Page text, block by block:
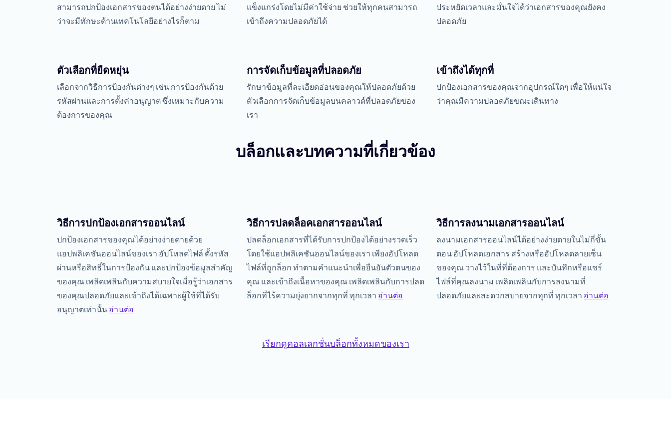
สามารถปกป้องเอกสารของตนได้อย่างง่ายดาย ไม่
ว่าจะมีทักษะด้านเทคโนโลยีอย่างไรก็ตาม
แข็งแกร่งโดยไม่มีค่าใช้จ่าย ช่วยให้ทุกคนสามารถ
เข้าถึงความปลอดภัยได้
ประหยัดเวลาและมั่นใจได้ว่าเอกสารของคุณยังคง
ปลอดภัย
ตัวเลือกที่ยืดหยุ่น
เลือกจากวิธีการป้องกันต่างๆ เช่น การป้องกันด้วย
รหัสผ่านและการตั้งค่าอนุญาต ซึ่งเหมาะกับความ
ต้องการของคุณ
การจัดเก็บข้อมูลที่ปลอดภัย
รักษาข้อมูลที่ละเอียดอ่อนของคุณให้ปลอดภัยด้วย
ตัวเลือกการจัดเก็บข้อมูลบนคลาวด์ที่ปลอดภัยของ
เรา
เข้าถึงได้ทุกที่
ปกป้องเอกสารของคุณจากอุปกรณ์ใดๆ เพื่อให้แน่ใจ
ว่าคุณมีความปลอดภัยขณะเดินทาง
บล็อกและบทความที่เกี่ยวข้อง
วิธีการปกป้องเอกสารออนไลน์
ปกป้องเอกสารของคุณได้อย่างง่ายดายด้วย
แอปพลิเคชันออนไลน์ของเรา อัปโหลดไฟล์ ตั้งรหัส
ผ่านหรือสิทธิ์ในการป้องกัน และปกป้องข้อมูลสำคัญ
ของคุณ เพลิดเพลินกับความสบายใจเมื่อรู้ว่าเอกสาร
ของคุณปลอดภัยและเข้าถึงได้เฉพาะผู้ใช้ที่ได้รับ
อนุญาตเท่านั้นอ่านต่อ
วิธีการปลดล็อคเอกสารออนไลน์
ปลดล็อกเอกสารที่ได้รับการปกป้องได้อย่างรวดเร็ว
โดยใช้แอปพลิเคชันออนไลน์ของเรา เพียงอัปโหลด
ไฟล์ที่ถูกล็อก ทำตามคำแนะนำเพื่อยืนยันตัวตนของ
คุณ และเข้าถึงเนื้อหาของคุณ เพลิดเพลินกับการปลด
ล็อกที่ไร้ความยุ่งยากจากทุกที่ ทุกเวลา อ่านต่อ
วิธีการลงนามเอกสารออนไลน์
ลงนามเอกสารออนไลน์ได้อย่างง่ายดายในไม่กี่ขั้น
ตอน อัปโหลดเอกสาร สร้างหรืออัปโหลดลายเซ็น
ของคุณ วางไว้ในที่ที่ต้องการ และบันทึกหรือแชร์
ไฟล์ที่คุณลงนาม เพลิดเพลินกับการลงนามที่
ปลอดภัยและสะดวกสบายจากทุกที่ ทุกเวลา อ่านต่อ
เรียกดูคอลเลกชั่นบล็อกทั้งหมดของเรา